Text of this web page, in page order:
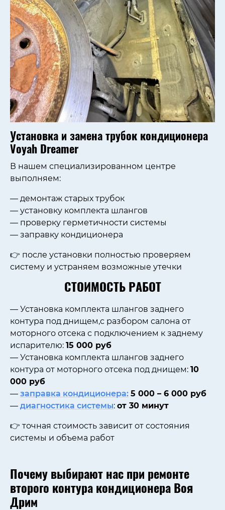
Установка и замена трубок кондиционера
Voyah Dreamer
В нашем специализированном центре
выполняем:
— демонтаж старых трубок
— установку комплекта шлангов
— проверку герметичности системы
— заправку кондиционера
👉 после установки полностью проверяем
систему и устраняем возможные утечки
СТОИМОСТЬ РАБОТ
— Установка комплекта шлангов заднего
контура под днищем,с разбором салона от
моторного отсека с подключением к заднему
испарителю: 15 000 руб
— Установка комплекта шлангов заднего
контура от моторного отсека под днищем: 10
000 руб
— заправка кондиционера: 5 000 – 6 000 руб
— диагностика системы: от 30 минут
👉 точная стоимость зависит от состояния
системы и объема работ
Почему выбирают нас при ремонте
второго контура кондиционера Воя
Дрим